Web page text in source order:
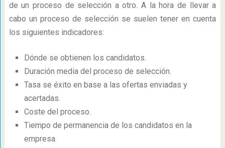
de un proceso de selección a otro. A la hora de llevar a
cabo un proceso de selección se suelen tener en cuenta
los siguientes indicadores:
Dónde se obtienen los candidatos.
Duración media del proceso de selección.
Tasa se éxito en base a las ofertas enviadas y
acertadas.
Coste del proceso.
Tiempo de permanencia de los candidatos en la
empresa.